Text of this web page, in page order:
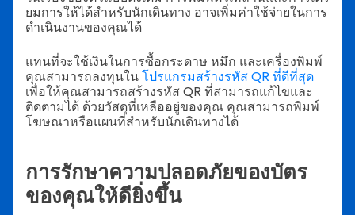
ยมการให้ได้สำหรับนักเดินทาง อาจเพิ่มค่าใช้จ่ายในการ
ดำเนินงานของคุณได้
แทนที่จะใช้เงินในการซื้อกระดาษ หมึก และเครื่องพิมพ์
คุณสามารถลงทุนในโปรแกรมสร้างรหัส QR ที่ดีที่สุด
เพื่อให้คุณสามารถสร้างรหัส QR ที่สามารถแก้ไขและ
ติดตามได้ ด้วยวัสดุที่เหลืออยู่ของคุณ คุณสามารถพิมพ์
โฆษณาหรือแผนที่สำหรับนักเดินทางได้
การรักษาความปลอดภัยของบัตร
ของคุณให้ดียิ่งขึ้น